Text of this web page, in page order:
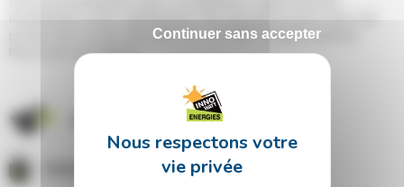
Installation avec optimiseurs de puissance pour plus de
production et de sécurité sur cet ERP (Etablissement
Recevant du Public)
Autoconsommation
Continuer sans accepter